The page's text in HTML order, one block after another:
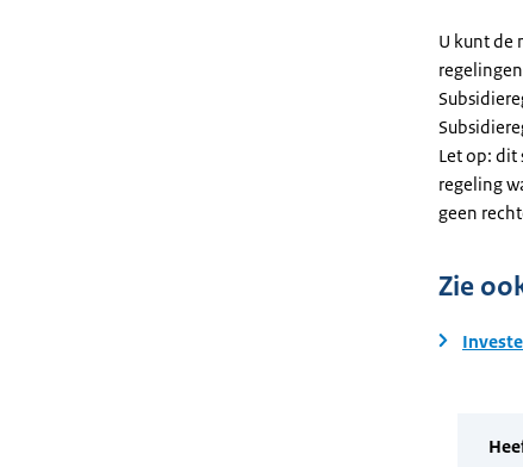
U kunt de
Let op: dit
regeling
geen
Zie